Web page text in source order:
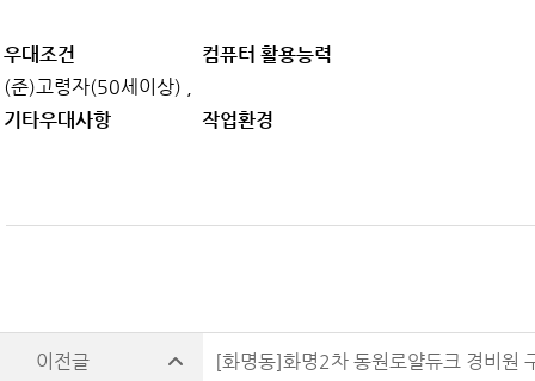
우대조건
컴퓨터 활용능력
(준)고령자(50세이상) ,
기타우대사항
작업환경
[화명동]화명2차 동원로얄듀크 경비원